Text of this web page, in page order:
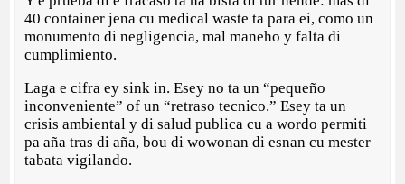
40 container jena cu medical waste ta para ei, como un
monumento di negligencia, mal maneho y falta di
cumplimiento.
Laga e cifra ey sink in. Esey no ta un “pequeño
inconveniente” of un “retraso tecnico.” Esey ta un
crisis ambiental y di salud publica cu a wordo permiti
pa aña tras di aña, bou di wowonan di esnan cu mester
tabata vigilando.